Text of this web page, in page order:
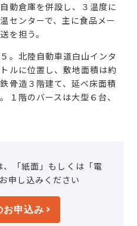
動倉庫を併設し、３温度に
センターで、主に食品メー
を担う。
。北陸自動車道白山インタ
ルに位置し、敷地面積は約
骨造３階建て、延べ床面積
１階のバースは大型６台、
「紙面」もしくは「電
申し込みください
お申込み